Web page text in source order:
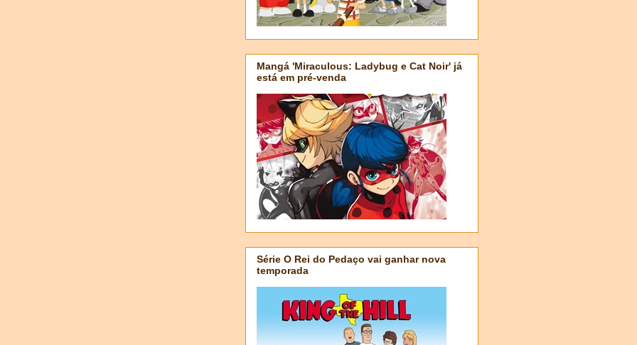
Mangá 'Miraculous: Ladybug e Cat Noir' já
está em pré-venda
Série O Rei do Pedaço vai ganhar nova
temporada